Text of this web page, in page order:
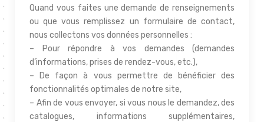
Quand vous faites une demande de renseignements
ou que vous remplissez un formulaire de contact,
nous collectons vos données personnelles :
– Pour répondre à vos demandes (demandes
d’informations, prises de rendez-vous, etc.),
– De façon à vous permettre de bénéficier des
fonctionnalités optimales de notre site,
– Afin de vous envoyer, si vous nous le demandez, des
catalogues, informations supplémentaires,